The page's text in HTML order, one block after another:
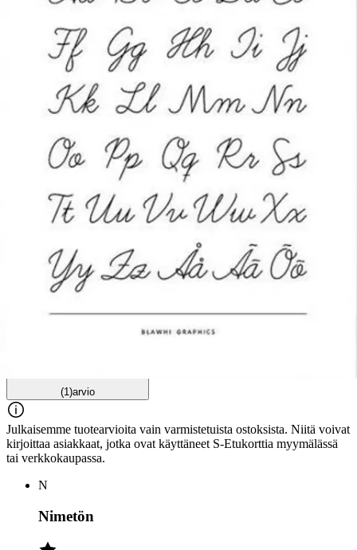
jäljentämistehtäviä, kaksikirjaimisia sidontaharjoitteita sekä
Työkirjan avulla pääset uppoutumaan kauniiden koukeroiden
maailmaan ja saat mielekästä tekemistä. Kaunokirjoitusopas sopiikin
paitsi käsialan ja kaunokirjainten harjoitteluun, myös rentouttavaksi
pysähtymishetkeksi arjen keskelle.
Ominaisuudet
Arviot
(1)arvio
Julkaisemme tuotearvioita vain varmistetuista ostoksista. Niitä voivat
kirjoittaa asiakkaat, jotka ovat käyttäneet S-Etukorttia myymälässä
tai verkkokaupassa.
N
Nimetön